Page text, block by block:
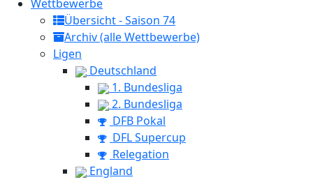
Wettbewerbe
Übersicht - Saison 74
Archiv (alle Wettbewerbe)
Ligen
Deutschland
1. Bundesliga
2. Bundesliga
DFB Pokal
DFL Supercup
Relegation
England